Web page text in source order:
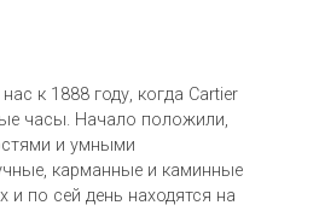
к 1888 году, когда Cartier
часы. Начало положили,
и умными
карманные и каминные
и по сей день находятся на